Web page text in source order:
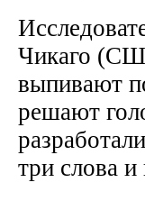
Чикаго
выпивают
решают
три слова